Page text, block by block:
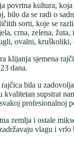
povrtna kultura,
bilo da se radi o
sorti, koje se
crna, zelena, žuta,
ovalni,
klijanja sjemena
dana.
bila u
kvalitetan supstrat
profesionalnoj
zemlja i ostale
vlagu i vrlo